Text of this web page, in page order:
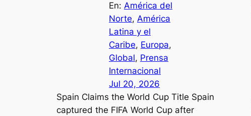
En: América del
Norte, América
Latina y el
Caribe, Europa
Global, Prensa
Internacional
Jul 20, 2026
Spain Claims the World Cup Title Spain
captured the FIFA World Cup after